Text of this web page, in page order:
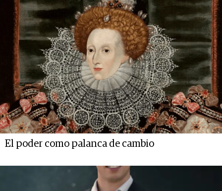
El poder como palanca de cambio